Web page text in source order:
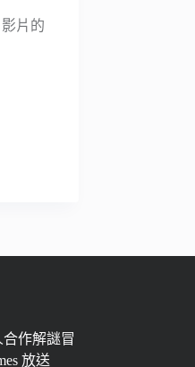
片的
合作解謎冒
放送